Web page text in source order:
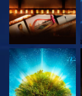
СМОТРЕТЬ
ПЕРЕДАЧИ